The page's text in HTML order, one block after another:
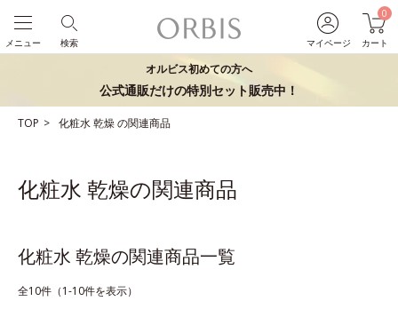
マイページ
0
カート
検索
メニュー
オルビス初めての方へ
公式通販だけの特別セット販売中！
TOP 化粧水乾燥の関連商品
化粧水 乾燥の関連商品
化粧水 乾燥の関連商品一覧
全10件（1-10件を表示）